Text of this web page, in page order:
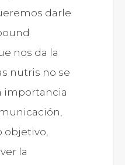
darle
nos da la
nutris no se
importancia
objetivo,
la